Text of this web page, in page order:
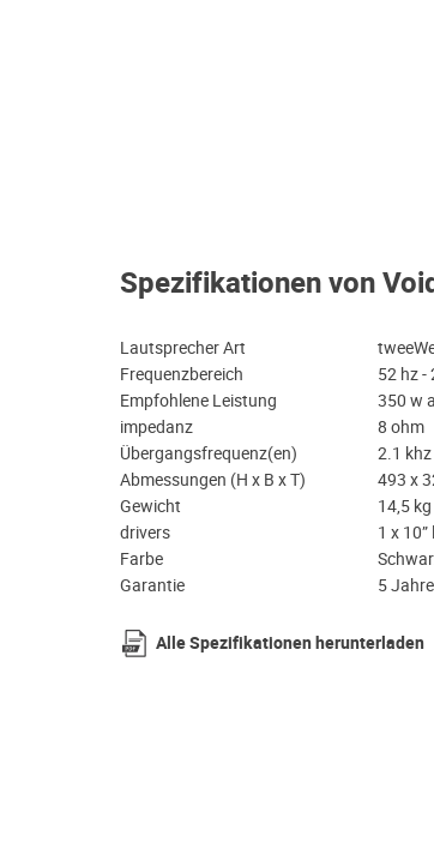
Spezifikationen von
Lautsprecher Art
Frequenzbereich
52 hz -
Empfohlene Leistung
350 w
impedanz
8 ohm
Übergangsfrequenz(en)
2.1
Abmessungen (H x B x T)
493 x
Gewicht
14,5 kg
drivers
1 x
Farbe
Garantie
5 Jahre
Alle Spezifikationen herunterladen